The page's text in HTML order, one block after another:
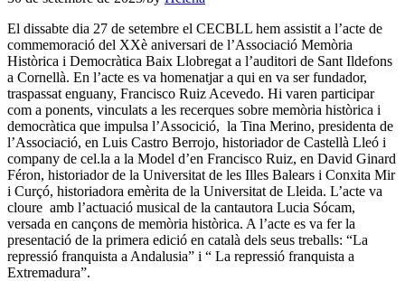
El dissabte dia 27 de setembre el CECBLL hem assistit a l’acte de
commemoració del XXè aniversari de l’Associació Memòria
Històrica i Democràtica Baix Llobregat a l’auditori de Sant Ildefons
a Cornellà. En l’acte es va homenatjar a qui en va ser fundador,
traspassat enguany, Francisco Ruiz Acevedo. Hi varen participar
com a ponents, vinculats a les recerques sobre memòria històrica i
democràtica que impulsa l’Associció, la Tina Merino, presidenta de
l’Associació, en Luis Castro Berrojo, historiador de Castellà Lleó i
company de cel.la a la Model d’en Francisco Ruiz, en David Ginard
Féron, historiador de la Universitat de les Illes Balears i Conxita Mir
i Curçó, historiadora emèrita de la Universitat de Lleida. L’acte va
cloure amb l’actuació musical de la cantautora Lucia Sócam,
versada en cançons de memòria històrica. A l’acte es va fer la
presentació de la primera edició en català dels seus treballs: “La
repressió franquista a Andalusia” i “ La repressió franquista a
Extremadura”.